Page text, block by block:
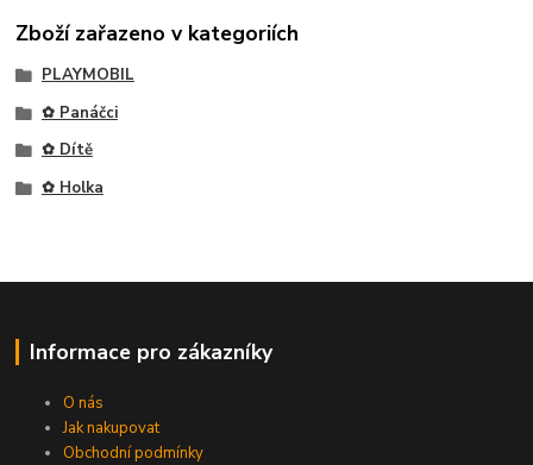
Zboží zařazeno v kategoriích
PLAYMOBIL
✿ Panáčci
✿ Dítě
✿ Holka
Informace pro zákazníky
O nás
Jak nakupovat
Obchodní podmínky